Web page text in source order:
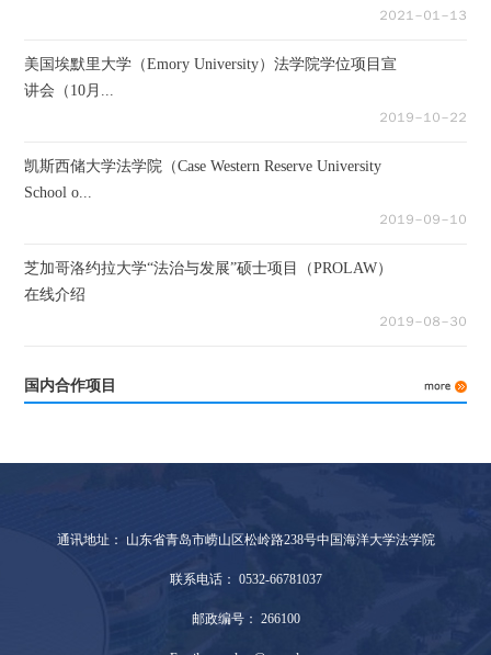
２０２１－０１－１３
美国埃默里大学（Emory University）法学院学位项目宣
讲会（10月...
２０１９－１０－２２
凯斯西储大学法学院（Case Western Reserve University
School o...
２０１９－０９－１０
芝加哥洛约拉大学“法治与发展”硕士项目（PROLAW）
在线介绍
２０１９－０８－３０
国内合作项目
通讯地址： 山东省青岛市崂山区松岭路238号中国海洋大学法学院
联系电话： 0532-66781037
邮政编号： 266100